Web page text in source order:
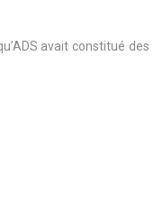
avait constitué des